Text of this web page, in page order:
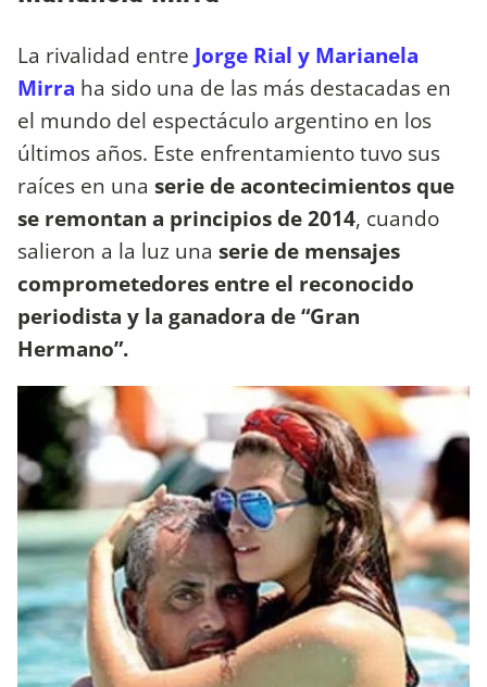
La rivalidad entre Jorge Rial y Marianela
Mirra ha sido una de las más destacadas en
el mundo del espectáculo argentino en los
últimos años. Este enfrentamiento tuvo sus
raíces en una serie de acontecimientos que
se remontan a principios de 2014, cuando
salieron a la luz una serie de mensajes
comprometedores entre el reconocido
periodista y la ganadora de “Gran
Hermano”.